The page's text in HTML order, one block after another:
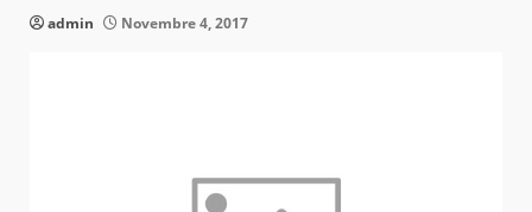
admin Novembre 4, 2017